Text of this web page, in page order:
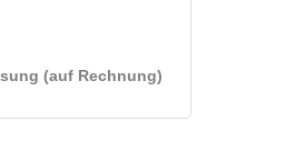
(auf Rechnung)